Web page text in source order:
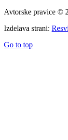
Avtorske pravice ©
Izdelava strani:
Go to top